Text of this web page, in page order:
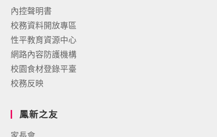
內控聲明書
校務資料開放專區
性平教育資源中心
網路內容防護機構
校園食材登錄平臺
校務反映
鳳新之友